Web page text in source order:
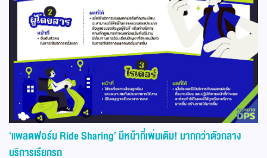
‘แพลตฟอร์มRide Sharing’มีหน้าที่เพิ่มเติม! มากกว่าตัวกลาง
บริการเรียกรถ